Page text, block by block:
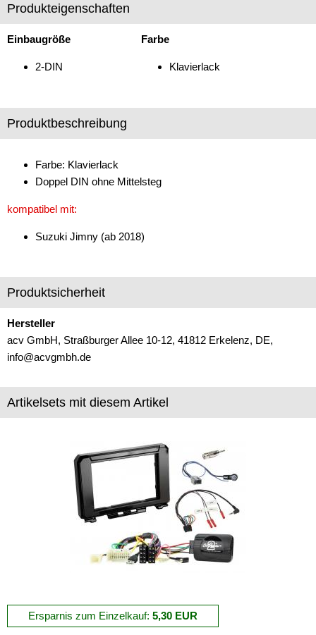
Fernbedienungen
Freischaltmodule
Freisprechadapter
Handyhalterungen
kabellos Laden
Lautsprecheradapter
Lautsprechereinbauset
Lautsprecherringe
Lenkradadapter
Marderschutz
Parkscheiben
Radioblenden
für Alfa Romeo
für Cadillac
Produkteigenschaften
Einbaugröße
2-DIN
Farbe
Klavierlack
Produktbeschreibung
Farbe: Klavierlack
Doppel DIN ohne Mittelsteg
kompatibel mit:
Suzuki Jimny (ab 2018)
Produktsicherheit
Hersteller
acv GmbH, Straßburger Allee 10-12, 41812 Erkelenz, DE,
info@acvgmbh.de
Artikelsets mit diesem Artikel
Ersparnis zum Einzelkauf: 5,30 EUR